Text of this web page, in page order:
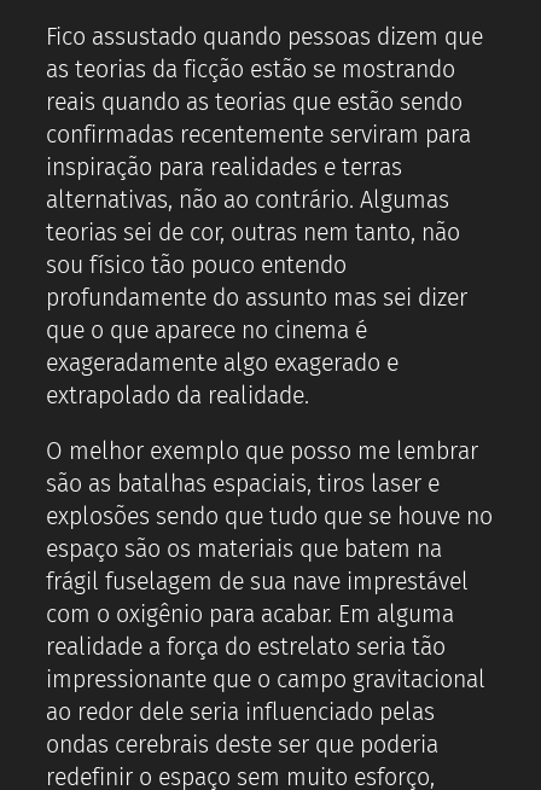
Fico assustado quando pessoas dizem que
as teorias da ficção estão se mostrando
reais quando as teorias que estão sendo
confirmadas recentemente serviram para
inspiração para realidades e terras
alternativas, não ao contrário. Algumas
teorias sei de cor, outras nem tanto, não
sou físico tão pouco entendo
profundamente do assunto mas sei dizer
que o que aparece no cinema é
exageradamente algo exagerado e
extrapolado da realidade.
O melhor exemplo que posso me lembrar
são as batalhas espaciais, tiros laser e
explosões sendo que tudo que se houve no
espaço são os materiais que batem na
frágil fuselagem de sua nave imprestável
com o oxigênio para acabar. Em alguma
realidade a força do estrelato seria tão
impressionante que o campo gravitacional
ao redor dele seria influenciado pelas
ondas cerebrais deste ser que poderia
redefinir o espaço sem muito esforço,